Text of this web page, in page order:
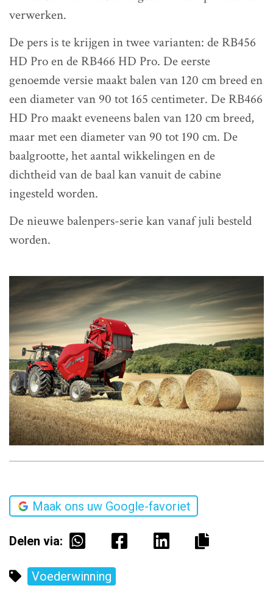
verwerken.
De pers is te krijgen in twee varianten: de RB456
HD Pro en de RB466 HD Pro. De eerste
genoemde versie maakt balen van 120 cm breed en
een diameter van 90 tot 165 centimeter. De RB466
HD Pro maakt eveneens balen van 120 cm breed,
maar met een diameter van 90 tot 190 cm. De
baalgrootte, het aantal wikkelingen en de
dichtheid van de baal kan vanuit de cabine
ingesteld worden.
De nieuwe balenpers-serie kan vanaf juli besteld
worden.
Maak ons uw Google-favoriet
Delen via:
Voederwinning